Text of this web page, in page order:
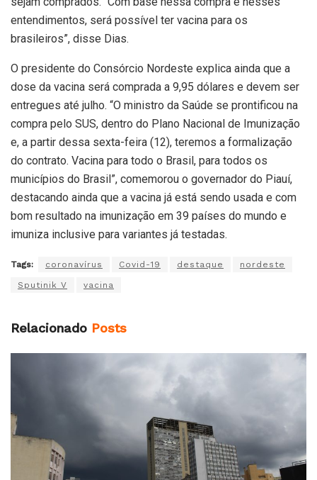
entendimentos, será possível ter vacina para os
brasileiros”, disse Dias.
O presidente do Consórcio Nordeste explica ainda que a
dose da vacina será comprada a 9,95 dólares e devem ser
entregues até julho. “O ministro da Saúde se prontificou na
compra pelo SUS, dentro do Plano Nacional de Imunização
e, a partir dessa sexta-feira (12), teremos a formalização
do contrato. Vacina para todo o Brasil, para todos os
municípios do Brasil”, comemorou o governador do Piauí,
destacando ainda que a vacina já está sendo usada e com
bom resultado na imunização em 39 países do mundo e
imuniza inclusive para variantes já testadas.
Tags: coronavírus Covid-19 destaque nordeste
Sputinik V vacina
Relacionado Posts